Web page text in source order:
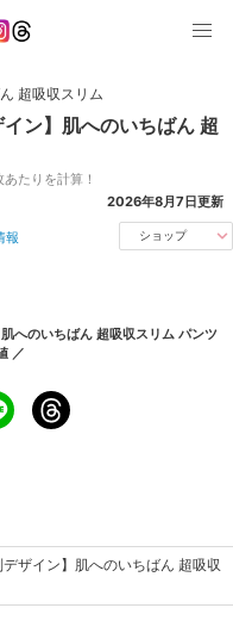
超吸収スリム
イン】肌へのいちばん 超
あたりを計算！
2026年8月7日更新
報 ショップ
へのいちばん 超吸収スリム パンツ
／
デザイン】肌へのいちばん 超吸収